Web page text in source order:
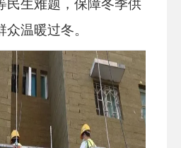
民生难题，保障冬季供
温暖过冬。